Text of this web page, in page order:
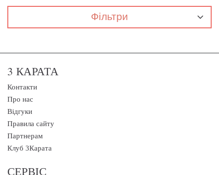
Фільтри
3 КАРАТА
Контакти
Про нас
Відгуки
Правила сайту
Партнерам
Клуб 3Карата
СЕРВІС